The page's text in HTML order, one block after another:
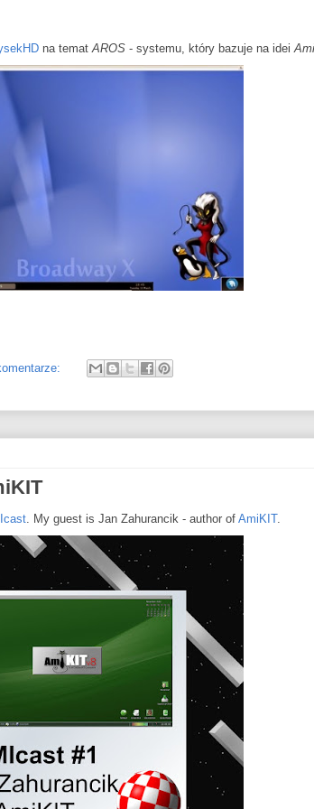
na tematAROS - systemu, który bazuje na idei
. My guest is Jan Zahurancik - author of AmiKIT.